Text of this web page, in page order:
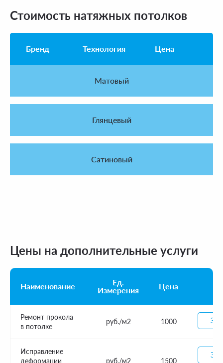
Стоимость натяжных потолков
Бренд Технология Цена
Матовый
Глянцевый
Сатиновый
Цены на дополнительные услуги
Наименование
Ед.
Измерения
Цена
Ремонт прокола
в потолке
руб./м2 1000
Исправление
деформации
руб./м2 1500